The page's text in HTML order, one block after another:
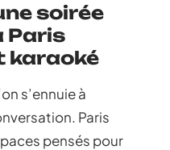
soirée
Paris
karaoké
s’ennuie à
Paris
pensés pour